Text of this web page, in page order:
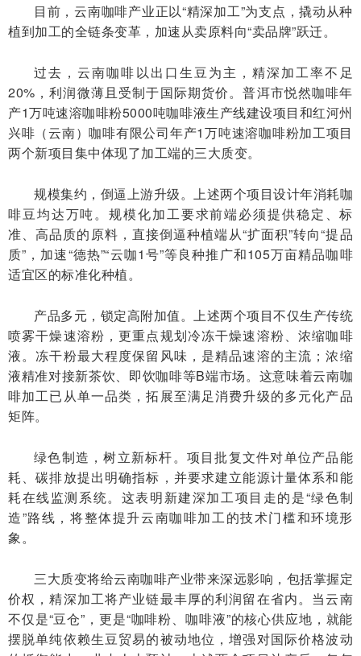
目前，云南咖啡产业正以“精深加工”为支点，撬动从种
植到加工的全链条变革，加速从卖原料向“卖品牌”跃迁。
过去，云南咖啡以出口生豆为主，精深加工率不足
20%，利润微薄且受制于国际期货价。普洱市悦然咖啡年
产1万吨速溶咖啡粉5000吨咖啡液生产线建设项目和红河州
兴啡（云南）咖啡有限公司年产1万吨速溶咖啡粉加工项目
两个新项目集中体现了加工端的三大质变。
规模集约，倒逼上游升级。上述两个项目设计年消耗咖
啡豆均达万吨。规模化加工要求前端必须提供稳定、标
准、高品质的原料，直接倒逼种植端从“扩面积”转向“提品
质”，加速“德热”“云咖1号”等良种推广和105万亩精品咖啡
适宜区的标准化种植。
产品多元，锁定高附加值。上述两个项目不仅生产传统
喷雾干燥速溶粉，更重点规划冷冻干燥速溶粉、浓缩咖啡
液。冻干粉最大程度保留风味，是精品速溶的主流；浓缩
液精准对接新茶饮、即饮咖啡等B端市场。这意味着云南咖
啡加工已从单一品类，拓展至满足消费升级的多元化产品
矩阵。
绿色制造，树立新标杆。项目批复文件对单位产品能
耗、碳排放提出明确指标，并要求建立能源计量体系和能
耗在线监测系统。这表明新建深加工项目走的是“绿色制
造”路线，将整体提升云南咖啡加工的技术门槛和环境形
象。
三大质变将给云南咖啡产业带来深远影响，包括掌握定
价权，精深加工将产业链最丰厚的利润留在省内。当云南
不仅是“豆仓”，更是“咖啡粉、咖啡液”的核心供应地，就能
摆脱单纯依赖生豆贸易的被动地位，增强对国际价格波动